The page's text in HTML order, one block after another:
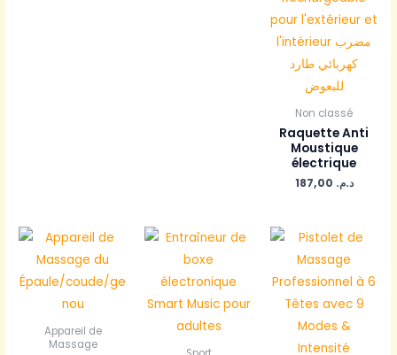
Non classé
Raquette Anti
Moustique
électrique
د.م.
Appareil de
Massage